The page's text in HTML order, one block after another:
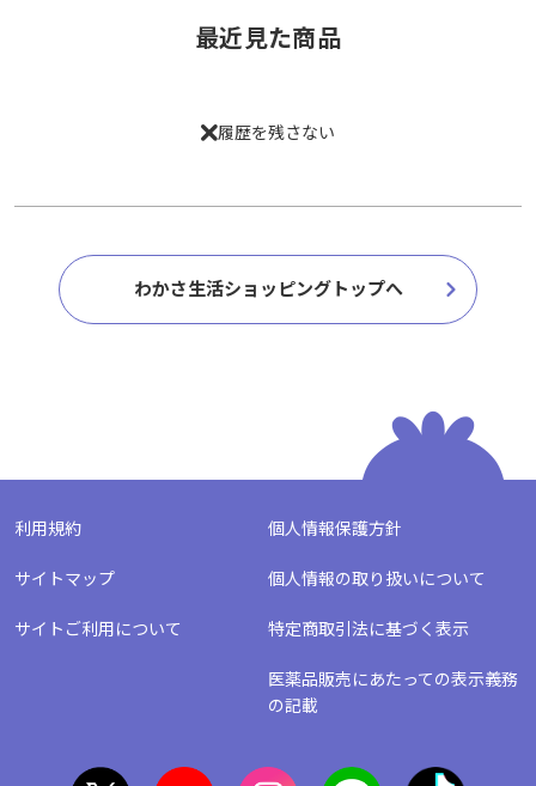
最近見た商品
履歴を残さない
わかさ生活ショッピングトップへ
利用規約 個人情報保護方針
サイトマップ 個人情報の取り扱いについて
サイトご利用について 特定商取引法に基づく表示
医薬品販売にあたっての表示義務
の記載